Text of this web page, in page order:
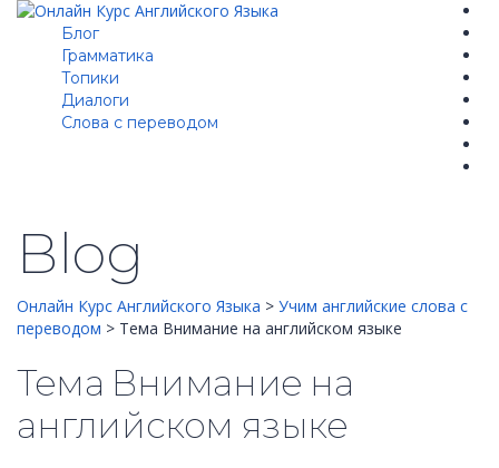
Блог
Грамматика
Топики
Диалоги
Cлова с переводом
Blog
Онлайн Курс Английского Языка > Учим английские слова с
переводом > Тема Внимание на английском языке
Тема Внимание на
английском языке